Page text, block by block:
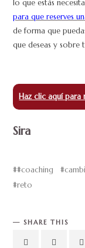
lo que estás
para que reserves
de forma que
que deseas y sobre
Haz clic aquí para
Sira
#coaching
reto
SHARE THIS